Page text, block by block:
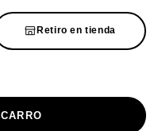
Retiro en tienda